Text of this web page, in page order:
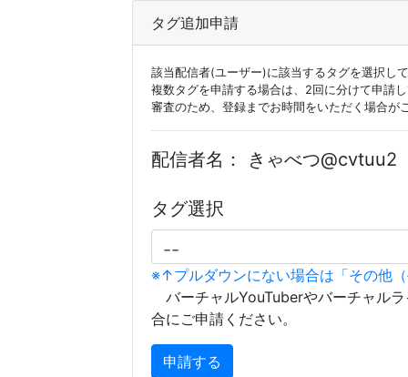
タグ追加申請
該当配信者(ユーザー)に該当するタグを選択し
複数タグを申請する場合は、2回に分けて申請
審査のため、登録までお時間をいただく場合が
配信者名： きゃべつ@cvtuu2
タグ選択
※↑プルダウンにない場合は「その他
バーチャルYouTuberやバーチャル
合にご申請ください。
申請する